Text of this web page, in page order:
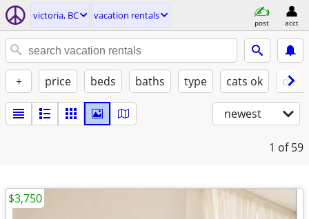
victoria, BC vacation rentals
post acct
+ price beds baths type cats ok
newest
1 of 59
$3,750